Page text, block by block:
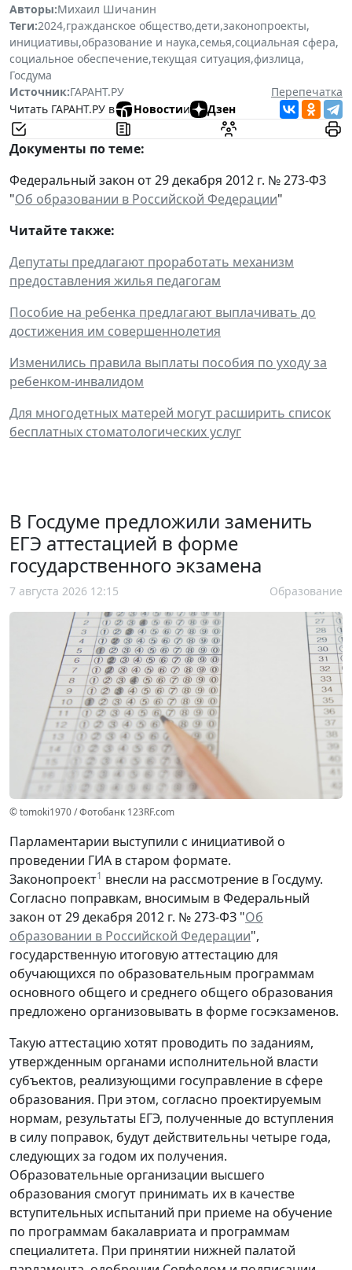
Авторы:Михаил Шичанин
Теги:2024,гражданское общество,дети,законопроекты,
инициативы,образование и наука,семья,социальная сфера,
социальное обеспечение,текущая ситуация,физлица,
Госдума
Источник:ГАРАНТ.РУ
Перепечатка
Читать ГАРАНТ.РУ в
Новостии Дзен
Документы по теме:
Федеральный закон от 29 декабря 2012 г. № 273-ФЗ
"Об образовании в Российской Федерации"
Читайте также:
Депутаты предлагают проработать механизм
предоставления жилья педагогам
Пособие на ребенка предлагают выплачивать до
достижения им совершеннолетия
Изменились правила выплаты пособия по уходу за
ребенком-инвалидом
Для многодетных матерей могут расширить список
бесплатных стоматологических услуг
В Госдуме предложили заменить
ЕГЭ аттестацией в форме
государственного экзамена
7 августа 2026 12:15 Образование
© tomoki1970 / Фотобанк 123RF.com
Парламентарии выступили с инициативой о
проведении ГИА в старом формате.
Законопроект1 внесли на рассмотрение в Госдуму.
Согласно поправкам, вносимым в Федеральный
закон от 29 декабря 2012 г. № 273-ФЗ "Об
образовании в Российской Федерации",
государственную итоговую аттестацию для
обучающихся по образовательным программам
основного общего и среднего общего образования
предложено организовывать в форме госэкзаменов.
Такую аттестацию хотят проводить по заданиям,
утвержденным органами исполнительной власти
субъектов, реализующими госуправление в сфере
образования. При этом, согласно проектируемым
нормам, результаты ЕГЭ, полученные до вступления
в силу поправок, будут действительны четыре года,
следующих за годом их получения.
Образовательные организации высшего
образования смогут принимать их в качестве
вступительных испытаний при приеме на обучение
по программам бакалавриата и программам
специалитета. При принятии нижней палатой